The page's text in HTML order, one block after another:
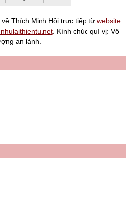
Thích Minh Hồi trực tiếp từ website
. Kính chúc quí vị: Vô
an lành.